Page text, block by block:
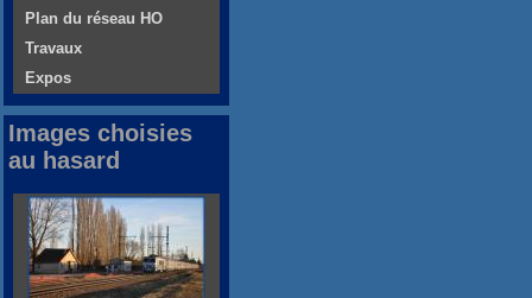
Plan du réseau HO
Travaux
Expos
Images choisies
au hasard